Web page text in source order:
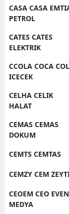
CASA CASA
PETROL
CATES CATES
ELEKTRIK
CCOLA COCA
ICECEK
CELHA CELIK
HALAT
CEMAS CEMAS
DOKUM
CEMTS CEMTAS
CEMZY CEM
CEOEM CEO
MEDYA